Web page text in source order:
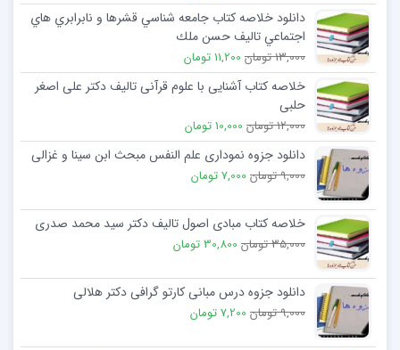
دانلود خلاصه کتاب جامعه شناسي قشرها و نابرابري هاي
اجتماعي تالیف حسن ملك
13,000 تومان 11,200 تومان
خلاصه کتاب آشنایی با علوم قرآنی تالیف دکتر علی اصغر
حلبی
12,000 تومان 10,000 تومان
دانلود جزوه نموداری علم النفس مبحث ابن سینا و غزالی
9,000 تومان 7,000 تومان
خلاصه کتاب مبادی اصول تالیف دکتر سید محمد صدری
35,000 تومان 30,800 تومان
دانلود جزوه درس مبانی کارتو گرافی دکتر هلالی
9,000 تومان 7,200 تومان